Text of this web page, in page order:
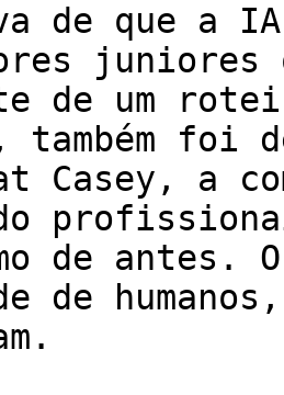
de que a
de um
foi
Casey, a
de antes.
de